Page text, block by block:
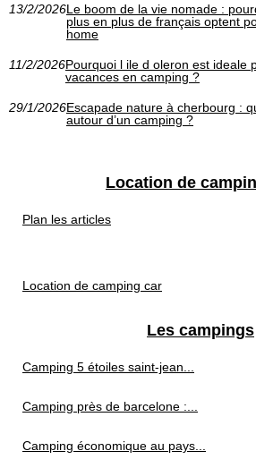
13/2/2026Le boom de la vie nomade :
plus en plus de français optent
home
11/2/2026Pourquoi l ile d oleron est ideale
vacances en camping ?
29/1/2026Escapade nature à cherbourg :
autour d’un camping ?
Location de
Plan les articles
Location de camping car
Les campings
Camping 5 étoiles saint-jean...
Camping près de barcelone :...
Camping économique au pays...